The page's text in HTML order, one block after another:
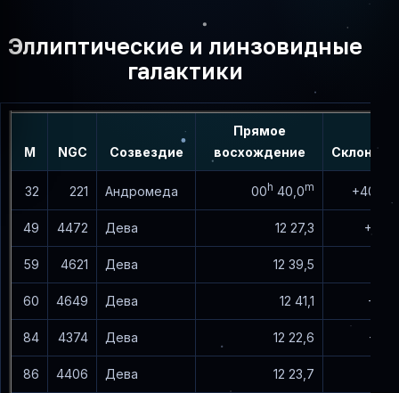
Эллиптические и линзовидные
галактики
M NGC Созвездие
Прямое
восхождение
32 221 Андромеда 00h 40,0m +40°
49 4472 Дева 12 27,3 +08
59 4621 Дева 12 39,5
60 4649 Дева 12 41,1 +11
84 4374 Дева 12 22,6 +13
86 4406 Дева 12 23,7